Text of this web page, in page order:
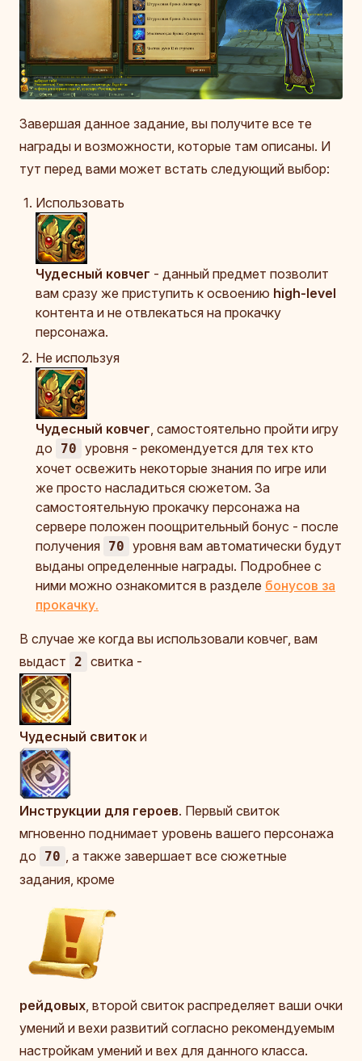
Завершая данное задание, вы получите все те
награды и возможности, которые там описаны. И
тут перед вами может встать следующий выбор:
Использовать
Чудесный ковчег - данный предмет позволит
вам сразу же приступить к освоению high-level
контента и не отвлекаться на прокачку
персонажа.
Не используя
Чудесный ковчег, самостоятельно пройти игру
до
70 уровня - рекомендуется для тех кто
хочет освежить некоторые знания по игре или
же просто насладиться сюжетом. За
самостоятельную прокачку персонажа на
сервере положен поощрительный бонус - после
получения 70 уровня вам автоматически будут
выданы определенные награды. Подробнее с
ними можно ознакомится в разделе бонусов за
прокачку.
В случае же когда вы использовали ковчег, вам
выдаст
2 свитка -
Чудесный свиток и
Инструкции для героев. Первый свиток
мгновенно поднимает уровень вашего персонажа
до
70 , а также завершает все сюжетные
задания, кроме
рейдовых, второй свиток распределяет ваши очки
умений и вехи развитий согласно рекомендуемым
настройкам умений и вех для данного класса.